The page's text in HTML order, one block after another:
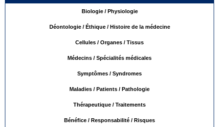
Biologie / Physiologie
Déontologie / Éthique / Histoire de la médecine
Cellules / Organes / Tissus
Médecins / Spécialités médicales
Symptômes / Syndromes
Maladies / Patients / Pathologie
Thérapeutique / Traitements
Bénéfice / Responsabilité / Risques